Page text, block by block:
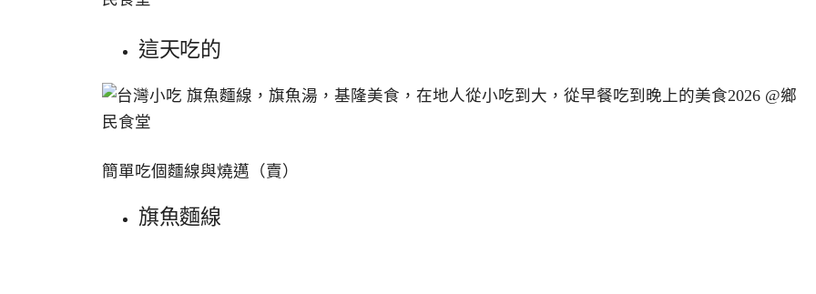
這天吃的
簡單吃個麵線與燒邁（賣）
旗魚麵線